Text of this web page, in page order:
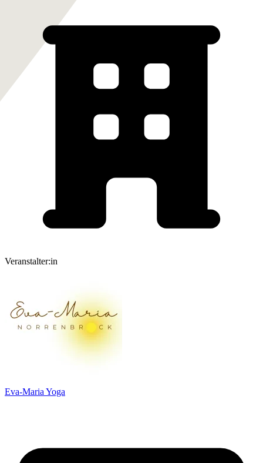
Veranstalter:in
Eva-Maria Yoga